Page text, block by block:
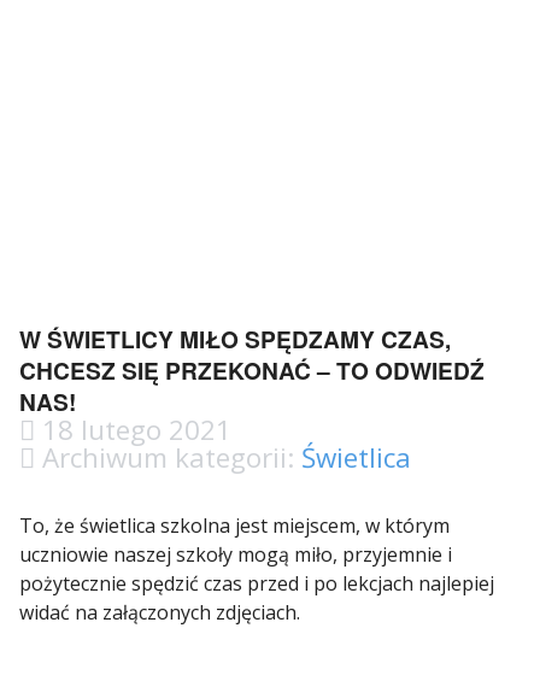
W ŚWIETLICY MIŁO SPĘDZAMY CZAS,
CHCESZ SIĘ PRZEKONAĆ – TO ODWIEDŹ
NAS!
18 lutego 2021
Archiwum kategorii: Świetlica
To, że świetlica szkolna jest miejscem, w którym
uczniowie naszej szkoły mogą miło, przyjemnie i
pożytecznie spędzić czas przed i po lekcjach najlepiej
widać na załączonych zdjęciach.